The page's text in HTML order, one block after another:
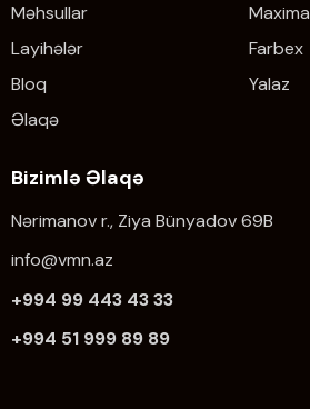
Məhsullar
Layihələr
Bloq
Əlaqə
Maxima
Farbex
Yalaz
Bizimlə Əlaqə
Nərimanov r., Ziya Bünyadov 69B
info@vmn.az
+994 99 443 43 33
+994 51 999 89 89